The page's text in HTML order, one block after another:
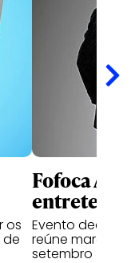
os
Fofoca
Evento
reúne marcas,
setembro